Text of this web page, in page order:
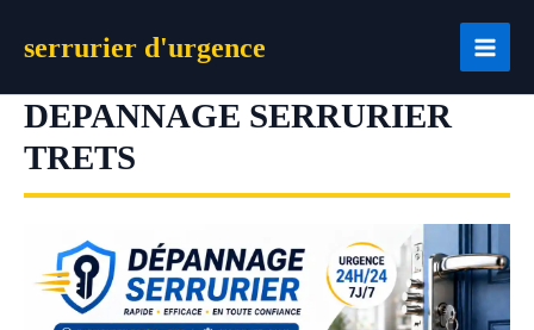
serrurier d'urgence
DEPANNAGE SERRURIER
TRETS